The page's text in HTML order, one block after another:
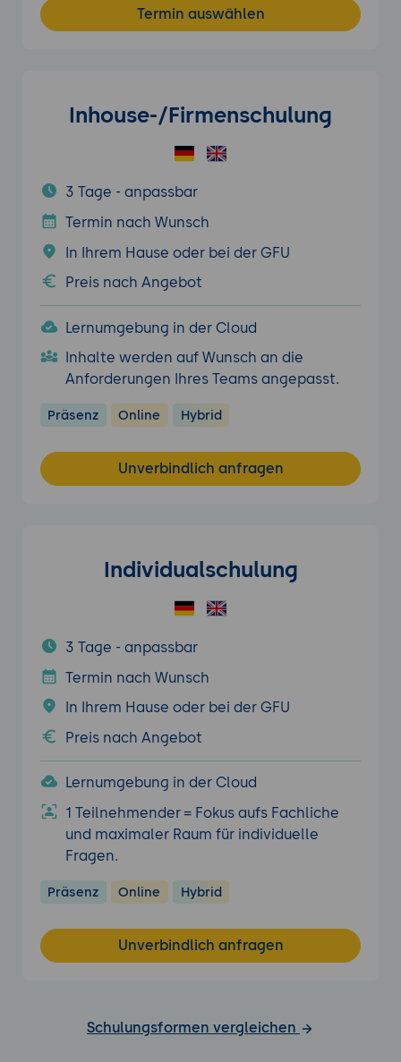
Termin auswählen
Inhouse-/Firmenschulung
3 Tage - anpassbar
Termin nach Wunsch
In Ihrem Hause oder bei der GFU
Preis nach Angebot
Lernumgebung in der Cloud
Inhalte werden auf Wunsch an die
Anforderungen Ihres Teams angepasst.
Präsenz Online Hybrid
Unverbindlich anfragen
Individualschulung
3 Tage - anpassbar
Termin nach Wunsch
In Ihrem Hause oder bei der GFU
Preis nach Angebot
Lernumgebung in der Cloud
1 Teilnehmender = Fokus aufs Fachliche
und maximaler Raum für individuelle
Fragen.
Präsenz Online Hybrid
Unverbindlich anfragen
Schulungsformen vergleichen